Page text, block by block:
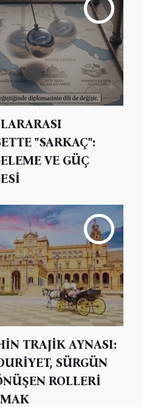
"SARKAÇ":
VE GÜÇ
TRAJİK AYNASI:
SÜRGÜN
ROLLERİ